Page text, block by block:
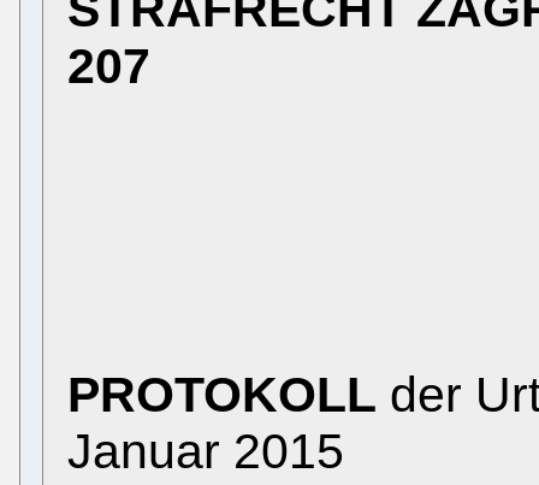
207
PROTOKOLL der
Januar 2015